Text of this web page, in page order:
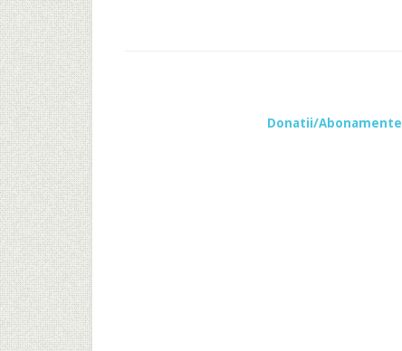
Donatii/Abonamente